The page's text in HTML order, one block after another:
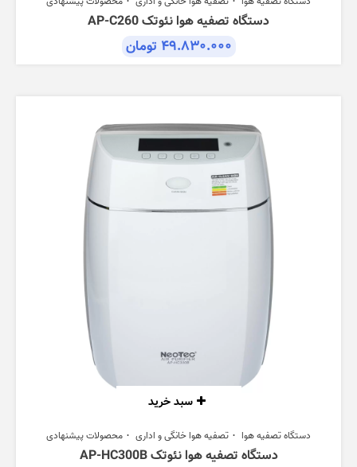
دستگاه تصفیه هوا نئوتک AP-C260
۴۹.۸۳۰.۰۰۰ تومان
سبد خرید
دستگاه تصفیه هوا تصفیه هوا خانگی و اداری محصولات پیشنهادی
دستگاه تصفیه هوا نئوتک AP-HC300B